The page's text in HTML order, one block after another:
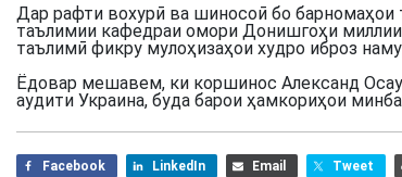
Дар рафти вохурӣ ва шиносоӣ бо
таълимии кафедраи омори Донишгоҳи
таълимӣ фикру мулоҳизаҳои худро иброз
Ёдовар мешавем, ки коршинос Александ
аудити Украина, буда барои ҳамкориҳои
Facebook LinkedIn Email Tweet